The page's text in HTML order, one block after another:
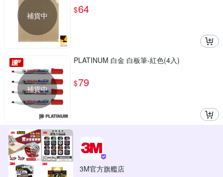
補貨中
$64
補貨中
PLATINUM 白金 白板筆-紅色(4入)
$79
3M官方旗艦店